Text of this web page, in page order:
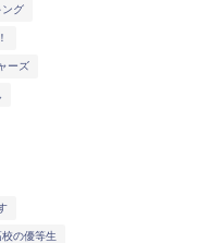
ング
ーズ
の優等生